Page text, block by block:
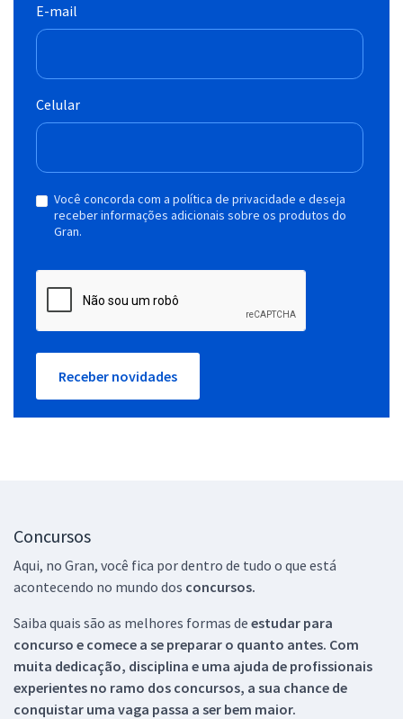
E-mail
Celular
Você concorda com a política de privacidade e deseja
receber informações adicionais sobre os produtos do
Gran.
Receber novidades
Concursos
Aqui, no Gran, você fica por dentro de tudo o que está
acontecendo no mundo dos concursos.
Saiba quais são as melhores formas de estudar para
concurso e comece a se preparar o quanto antes. Com
muita dedicação, disciplina e uma ajuda de profissionais
experientes no ramo dos concursos, a sua chance de
conquistar uma vaga passa a ser bem maior.